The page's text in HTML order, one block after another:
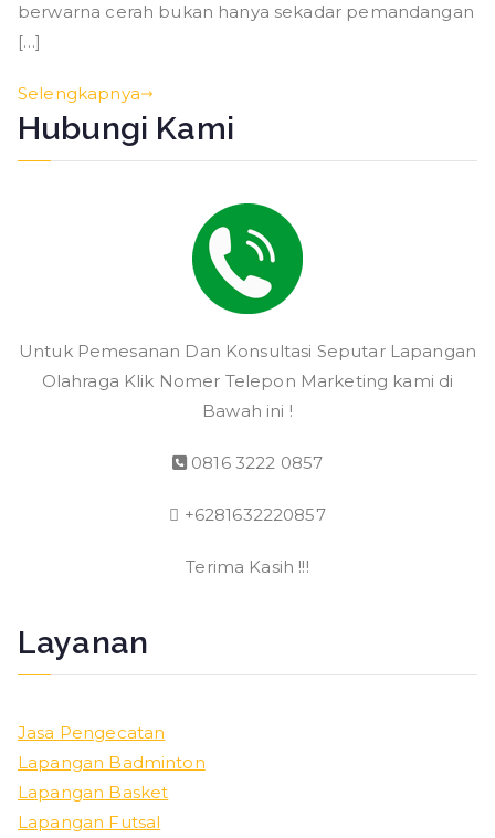
berwarna cerah bukan hanya sekadar pemandangan
[…]
Selengkapnya
Hubungi Kami
Untuk Pemesanan Dan Konsultasi Seputar Lapangan
Olahraga Klik Nomer Telepon Marketing kami di
Bawah ini !
0816 3222 0857
+6281632220857
Terima Kasih !!!
Layanan
Jasa Pengecatan
Lapangan Badminton
Lapangan Basket
Lapangan Futsal